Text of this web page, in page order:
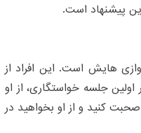
پیشنهاد است.
هایش است. این افراد از
جلسه خواستگاری، از او
کنید و از او بخواهید در